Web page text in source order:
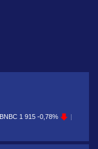
BNBC 1 915 -0,78%